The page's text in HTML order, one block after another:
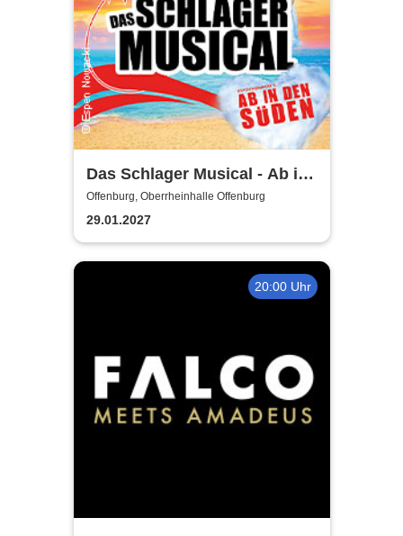
Das Schlager Musical - Ab in
den Süden 2026/2027
Offenburg, Oberrheinhalle Offenburg
29.01.2027
20:00 Uhr